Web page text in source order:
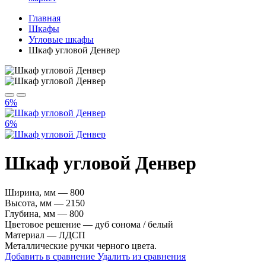
Главная
Шкафы
Угловые шкафы
Шкаф угловой Денвер
6%
6%
Шкаф угловой Денвер
Ширина, мм — 800
Высота, мм — 2150
Глубина, мм — 800
Цветовое решение — дуб сонома / белый
Материал — ЛДСП
Металлические ручки черного цвета.
Добавить в сравнение Удалить из сравнения